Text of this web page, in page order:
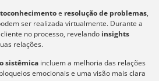
e resolução de problemas,
ser realizada virtualmente. Durante a
no processo, revelando insights
relações.
sistêmica incluem a melhoria das relações
emocionais e uma visão mais clara